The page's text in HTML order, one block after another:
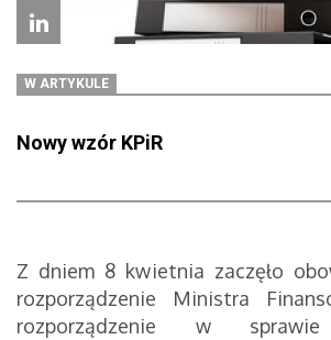
W ARTYKULE
Nowy wzór KPiR
Z dniem 8 kwietnia zaczęło
rozporządzenie Ministra
rozporządzenie w sprawie